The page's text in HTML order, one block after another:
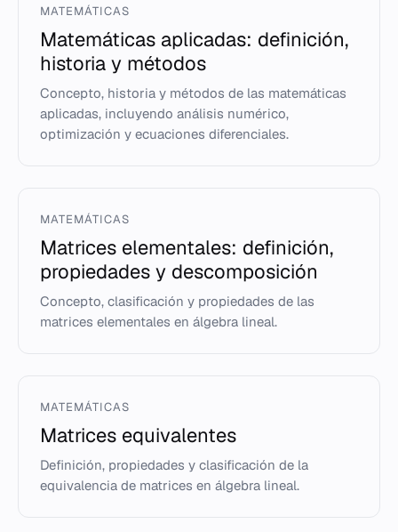
MATEMÁTICAS
Matemáticas aplicadas: definición,
historia y métodos
Concepto, historia y métodos de las matemáticas
aplicadas, incluyendo análisis numérico,
optimización y ecuaciones diferenciales.
MATEMÁTICAS
Matrices elementales: definición,
propiedades y descomposición
Concepto, clasificación y propiedades de las
matrices elementales en álgebra lineal.
MATEMÁTICAS
Matrices equivalentes
Definición, propiedades y clasificación de la
equivalencia de matrices en álgebra lineal.